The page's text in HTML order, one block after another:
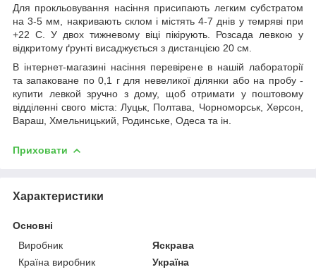
Для прокльовування насіння присипають легким субстратом
на 3-5 мм, накривають склом і містять 4-7 днів у темряві при
+22 C. У двох тижневому віці пікірують. Розсада левкою у
відкритому ґрунті висаджується з дистанцією 20 см.
В інтернет-магазині насіння перевірене в нашій лабораторії
та запаковане по 0,1 г для невеликої ділянки або на пробу -
купити левкой зручно з дому, щоб отримати у поштовому
відділенні свого міста: Луцьк, Полтава, Чорноморськ, Херсон,
Вараш, Хмельницький, Родинське, Одеса та ін.
Приховати
Характеристики
Основні
Виробник
Яскрава
Країна виробник
Україна